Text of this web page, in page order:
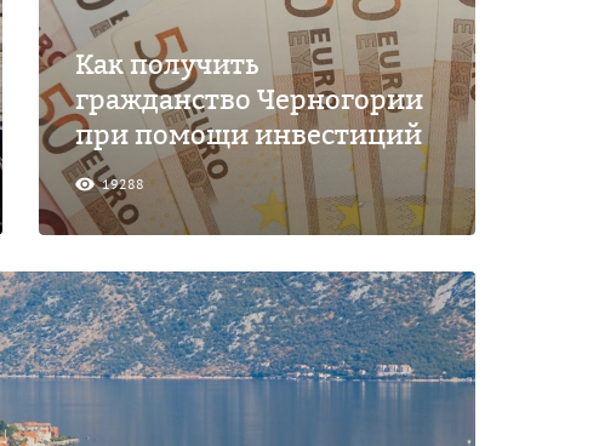
Как получить
гражданство Черногории
при помощи инвестиций
19288